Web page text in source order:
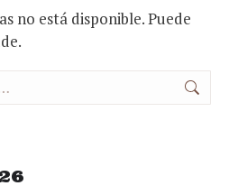
no está disponible. Puede